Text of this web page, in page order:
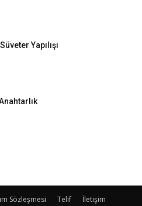
Yapılışı
Sözleşmesi Telif İletişim